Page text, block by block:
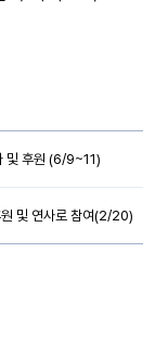
후원 (6/9~11)
및 연사로 참여(2/20)